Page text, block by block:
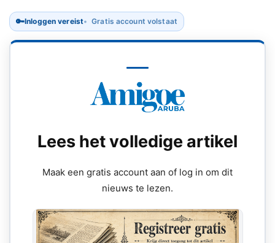
🔑Inloggen vereist Gratis account volstaat
Lees het volledige artikel
Maak een gratis account aan of log in om dit
nieuws te lezen.